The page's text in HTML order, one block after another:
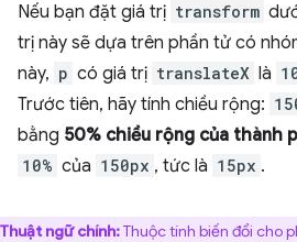
Nếu bạn đặt giá trị transform
trị này sẽ dựa trên phần tử có
này, p có giá trị translateX là
Trước tiên, hãy tính chiều rộng:
bằng 50% chiều rộng của thành
10% của 150px , tức là 15px .
Thuật ngữ chính:Thuộc tính biến đổi cho